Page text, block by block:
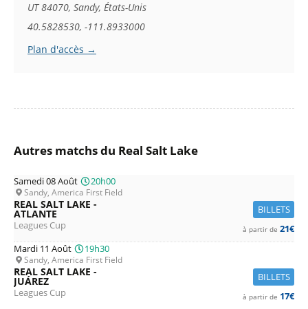
UT 84070, Sandy, États-Unis
40.5828530, -111.8933000
Plan d'accès →
Autres matchs du Real Salt Lake
Samedi 08 Août 20h00
Sandy, America First Field
BILLETS
REAL SALT LAKE -
ATLANTE
Leagues Cup à partir de 21€
Mardi 11 Août
19h30
Sandy, America First Field
BILLETS
REAL SALT LAKE -
JUÁREZ
Leagues Cup à partir de 17€